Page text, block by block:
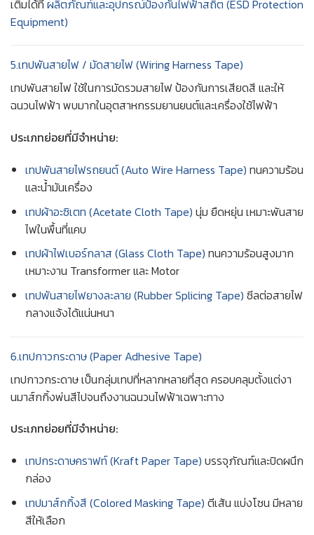
เติมได้ที่ ผลิตภัณฑ์และอุปกรณ์ป้องกันไฟฟ้าสถิต (ESD Protection
Equipment)
5.เทปพันสายไฟ / มัดสายไฟ (Wiring Harness Tape)
เทปพันสายไฟ ใช้ในการมัดรวมสายไฟ ป้องกันการเสียดสี และให้
ฉนวนไฟฟ้า พบมากในอุตสาหกรรมยานยนต์และเครื่องใช้ไฟฟ้า
ประเภทย่อยที่มีจำหน่าย:
เทปพันสายไฟรถยนต์ (Auto Wire Harness Tape) ทนความร้อน
และน้ำมันเครื่อง
เทปผ้าอะซิเตท (Acetate Cloth Tape) นุ่ม ยืดหยุ่น เหมาะพันสาย
ไฟในพื้นที่แคบ
เทปผ้าไฟเบอร์กลาส (Glass Cloth Tape) ทนความร้อนสูงมาก
เหมาะงาน Transformer และ Motor
เทปพันสายไฟยางละลาย (Rubber Splicing Tape) ซีลต่อสายไฟ
กลางแจ้งได้แน่นหนา
6.เทปกาวกระดาษ (Paper Adhesive Tape)
เทปกาวกระดาษ เป็นกลุ่มเทปที่หลากหลายที่สุด ครอบคลุมตั้งแต่งา
นมาส์กกิ้งพ่นสีไปจนถึงงานฉนวนไฟฟ้าเฉพาะทาง
ประเภทย่อยที่มีจำหน่าย:
เทปกระดาษคราฟท์ (Kraft Paper Tape) บรรจุภัณฑ์และปิดผนึก
กล่อง
เทปมาส์กกิ้งสี (Colored Masking Tape) ตีเส้น แบ่งโซน มีหลาย
สีให้เลือก